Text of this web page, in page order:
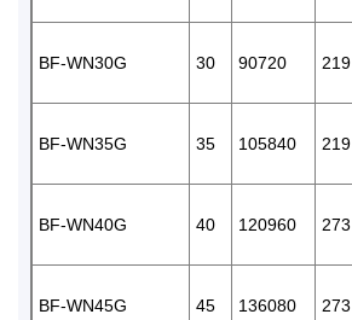
BF-WN30G 30 90720 219
BF-WN35G 35 105840 219
BF-WN40G 40 120960 273
BF-WN45G 45 136080 273